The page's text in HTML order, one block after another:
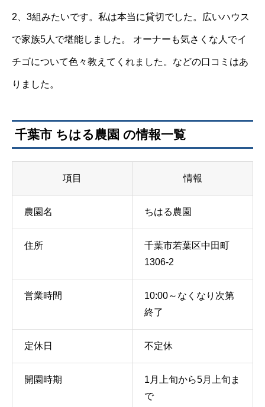
2、3組みたいです。私は本当に貸切でした。広いハウス
で家族5人で堪能しました。 オーナーも気さくな人でイ
チゴについて色々教えてくれました。などの口コミはあ
りました。
千葉市 ちはる農園 の情報一覧
項目 情報
農園名 ちはる農園
住所
千葉市若葉区中田町
1306-2
営業時間
10:00～なくなり次第
終了
定休日 不定休
開園時期
1月上旬から5月上旬ま
で